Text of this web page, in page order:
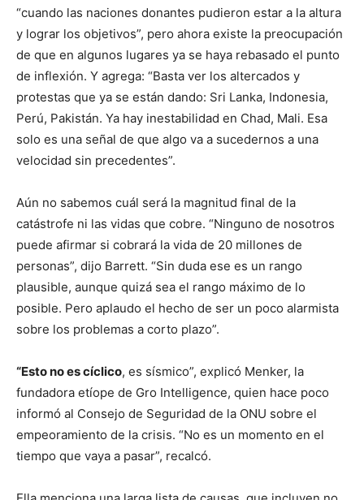
“cuando las naciones donantes pudieron estar a la altura
y lograr los objetivos”, pero ahora existe la preocupación
de que en algunos lugares ya se haya rebasado el punto
de inflexión. Y agrega: “Basta ver los altercados y
protestas que ya se están dando: Sri Lanka, Indonesia,
Perú, Pakistán. Ya hay inestabilidad en Chad, Mali. Esa
solo es una señal de que algo va a sucedernos a una
velocidad sin precedentes”.
Aún no sabemos cuál será la magnitud final de la
catástrofe ni las vidas que cobre. “Ninguno de nosotros
puede afirmar si cobrará la vida de 20 millones de
personas”, dijo Barrett. “Sin duda ese es un rango
plausible, aunque quizá sea el rango máximo de lo
posible. Pero aplaudo el hecho de ser un poco alarmista
sobre los problemas a corto plazo”.
“Esto no es cíclico, es sísmico”, explicó Menker, la
fundadora etíope de Gro Intelligence, quien hace poco
informó al Consejo de Seguridad de la ONU sobre el
empeoramiento de la crisis. “No es un momento en el
tiempo que vaya a pasar”, recalcó.